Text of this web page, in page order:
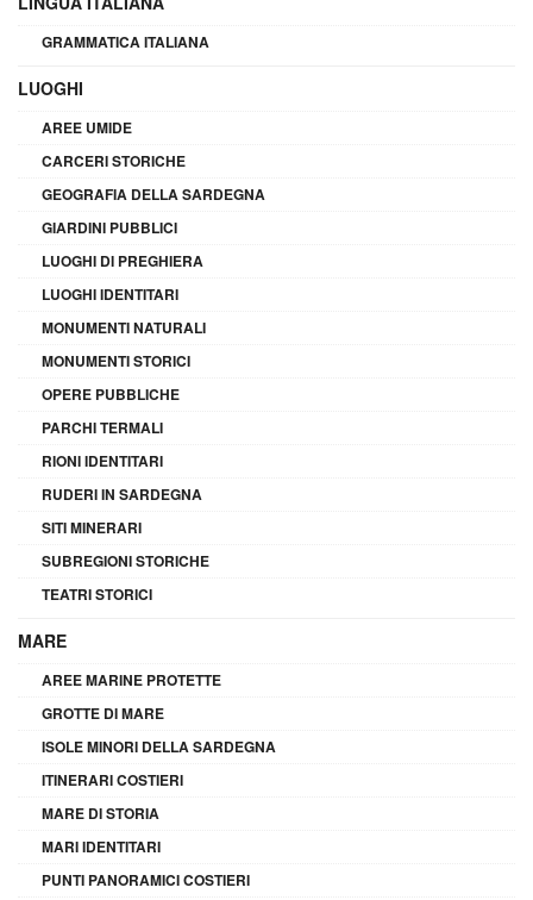
GRAMMATICA ITALIANA
LUOGHI
AREE UMIDE
CARCERI STORICHE
GEOGRAFIA DELLA SARDEGNA
GIARDINI PUBBLICI
LUOGHI DI PREGHIERA
LUOGHI IDENTITARI
MONUMENTI NATURALI
MONUMENTI STORICI
OPERE PUBBLICHE
PARCHI TERMALI
RIONI IDENTITARI
RUDERI IN SARDEGNA
SITI MINERARI
SUBREGIONI STORICHE
TEATRI STORICI
MARE
AREE MARINE PROTETTE
GROTTE DI MARE
ISOLE MINORI DELLA SARDEGNA
ITINERARI COSTIERI
MARE DI STORIA
MARI IDENTITARI
PUNTI PANORAMICI COSTIERI